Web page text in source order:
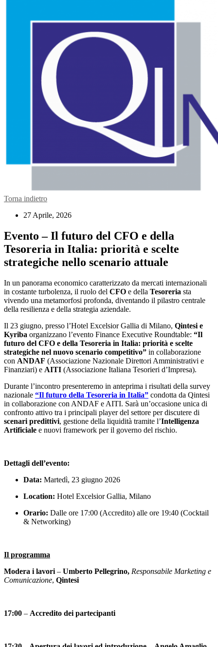
Torna indietro
27 Aprile, 2026
Evento – Il futuro del CFO e della
Tesoreria in Italia: priorità e scelte
strategiche nello scenario attuale
In un panorama economico caratterizzato da mercati internazionali
in costante turbolenza, il ruolo del CFO e della Tesoreria sta
vivendo una metamorfosi profonda, diventando il pilastro centrale
della resilienza e della strategia aziendale.
Il 23 giugno, presso l’Hotel Excelsior Gallia di Milano, Qintesi e
Kyriba organizzano l’evento Finance Executive Roundtable: “Il
futuro del CFO e della Tesoreria in Italia: priorità e scelte
strategiche nel nuovo scenario competitivo” in collaborazione
con ANDAF (Associazione Nazionale Direttori Amministrativi e
Finanziari) e AITI (Associazione Italiana Tesorieri d’Impresa).
Durante l’incontro presenteremo in anteprima i risultati della survey
nazionale “Il futuro della Tesoreria in Italia” condotta da Qintesi
in collaborazione con ANDAF e AITI. Sarà un’occasione unica di
confronto attivo tra i principali player del settore per discutere di
scenari predittivi, gestione della liquidità tramite l’Intelligenza
Artificiale e nuovi framework per il governo del rischio.
Dettagli dell’evento:
Data: Martedì, 23 giugno 2026
Location: Hotel Excelsior Gallia, Milano
Orario: Dalle ore 17:00 (Accredito) alle ore 19:40 (Cocktail
& Networking)
Il programma
Modera i lavori – Umberto Pellegrino, Responsabile Marketing e
Comunicazione, Qintesi
17:00 – Accredito dei partecipanti